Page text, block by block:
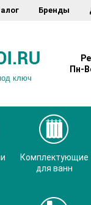
Бренды
ключ
Пн-
Комплектующие
для ванн